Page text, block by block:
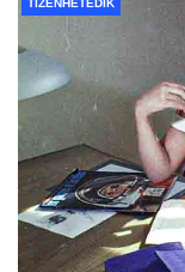
TIZENHETEDIK